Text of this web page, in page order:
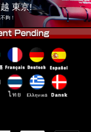
大阪
東京!
夠！